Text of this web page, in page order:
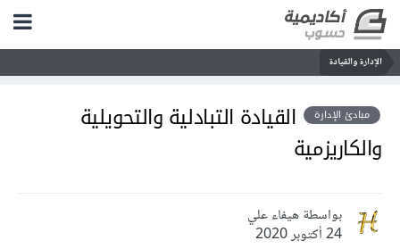
الإدارة والقيادة
مبادئ الإدارة
القيادة التبادلية والتحويلية
والكاريزمية
بواسطة هيفاء علي
24 أكتوبر 2020